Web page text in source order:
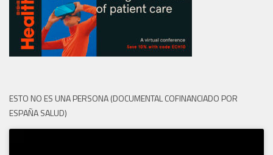
ESTO NO ES UNA PERSONA (DOCUMENTAL COFINANCIADO POR
ESPAÑA SALUD)